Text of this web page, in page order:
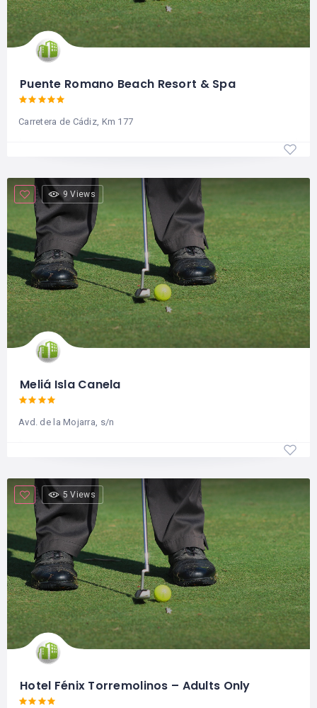
Puente Romano Beach Resort & Spa
Carretera de Cádiz, Km 177
9 Views
Meliá Isla Canela
Avd. de la Mojarra, s/n
5 Views
Hotel Fénix Torremolinos – Adults Only